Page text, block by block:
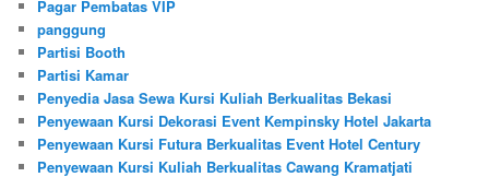
Pagar Pembatas VIP
panggung
Partisi Booth
Partisi Kamar
Penyedia Jasa Sewa Kursi Kuliah Berkualitas Bekasi
Penyewaan Kursi Dekorasi Event Kempinsky Hotel Jakarta
Penyewaan Kursi Futura Berkualitas Event Hotel Century
Penyewaan Kursi Kuliah Berkualitas Cawang Kramatjati